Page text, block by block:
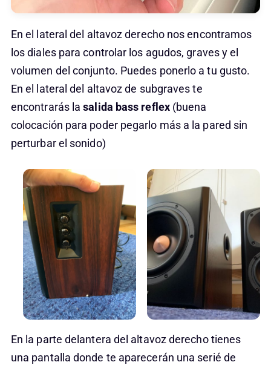
En el lateral del altavoz derecho nos encontramos
los diales para controlar los agudos, graves y el
volumen del conjunto. Puedes ponerlo a tu gusto.
En el lateral del altavoz de subgraves te
encontrarás lasalida bass reflex(buena
colocación para poder pegarlo más a la pared sin
perturbar el sonido)
En la parte delantera del altavoz derecho tienes
una pantalla donde te aparecerán una serié de